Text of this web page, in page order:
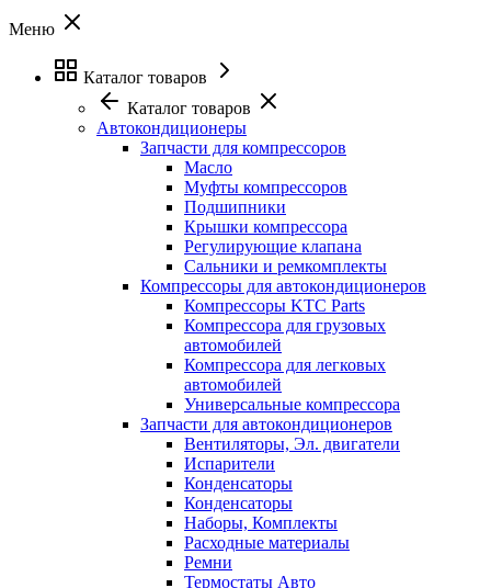
Меню
Каталог товаров
Каталог товаров
Автокондиционеры
Запчасти для компрессоров
Масло
Муфты компрессоров
Подшипники
Крышки компрессора
Регулирующие клапана
Сальники и ремкомплекты
Компрессоры для автокондиционеров
Компрессоры KTC Parts
Компрессора для грузовых
автомобилей
Компрессора для легковых
автомобилей
Универсальные компрессора
Запчасти для автокондиционеров
Вентиляторы, Эл. двигатели
Испарители
Конденсаторы
Конденсаторы
Наборы, Комплекты
Расходные материалы
Ремни
Термостаты Авто